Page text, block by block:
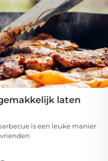
laten
is een leuke manier